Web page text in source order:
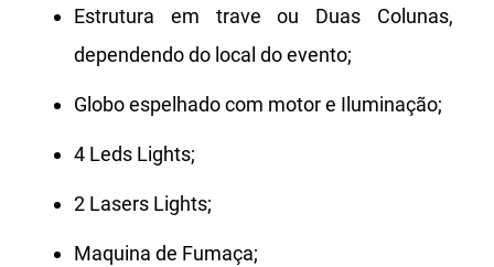
Estrutura em trave ou Duas Colunas,
dependendo do local do evento;
Globo espelhado com motor e Iluminação;
4 Leds Lights;
2 Lasers Lights;
Maquina de Fumaça;